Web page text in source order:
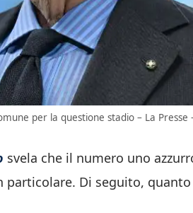
per la questione stadio – La Presse
svela che il numero uno
particolare. Di seguito,